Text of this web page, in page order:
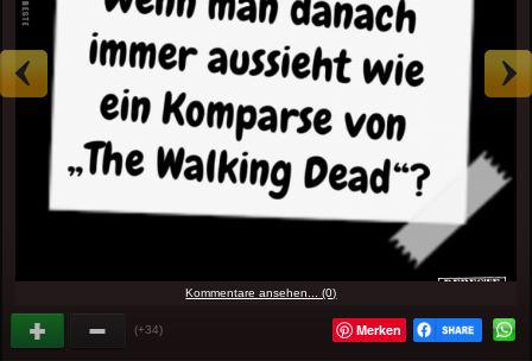
Kommentare ansehen... (0)
(+34) Merken